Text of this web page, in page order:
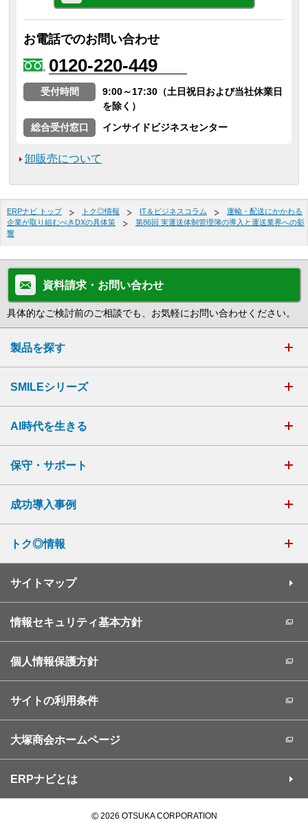
お電話でのお問い合わせ
0120-220-449
受付時間
9:00～17:30（土日祝日および当社休業日
を除く）
総合受付窓口
インサイドビジネスセンター
卸販売について
ERPナビ トップ トク◎情報 IT＆ビジネスコラム
運輸・配送にかかわる
企業が取り組むべきDXの具体策
第86回 実運送体制管理簿の導入と運送業界への影
響
資料請求・お問い合わせ
具体的なご検討前のご相談でも、お気軽にお問い合わせください。
製品を探す
SMILEシリーズ
AI時代を生きる
保守・サポート
成功導入事例
トク◎情報
サイトマップ
情報セキュリティ基本方針
個人情報保護方針
サイトの利用条件
大塚商会ホームページ
ERPナビとは
©2026 OTSUKA CORPORATION